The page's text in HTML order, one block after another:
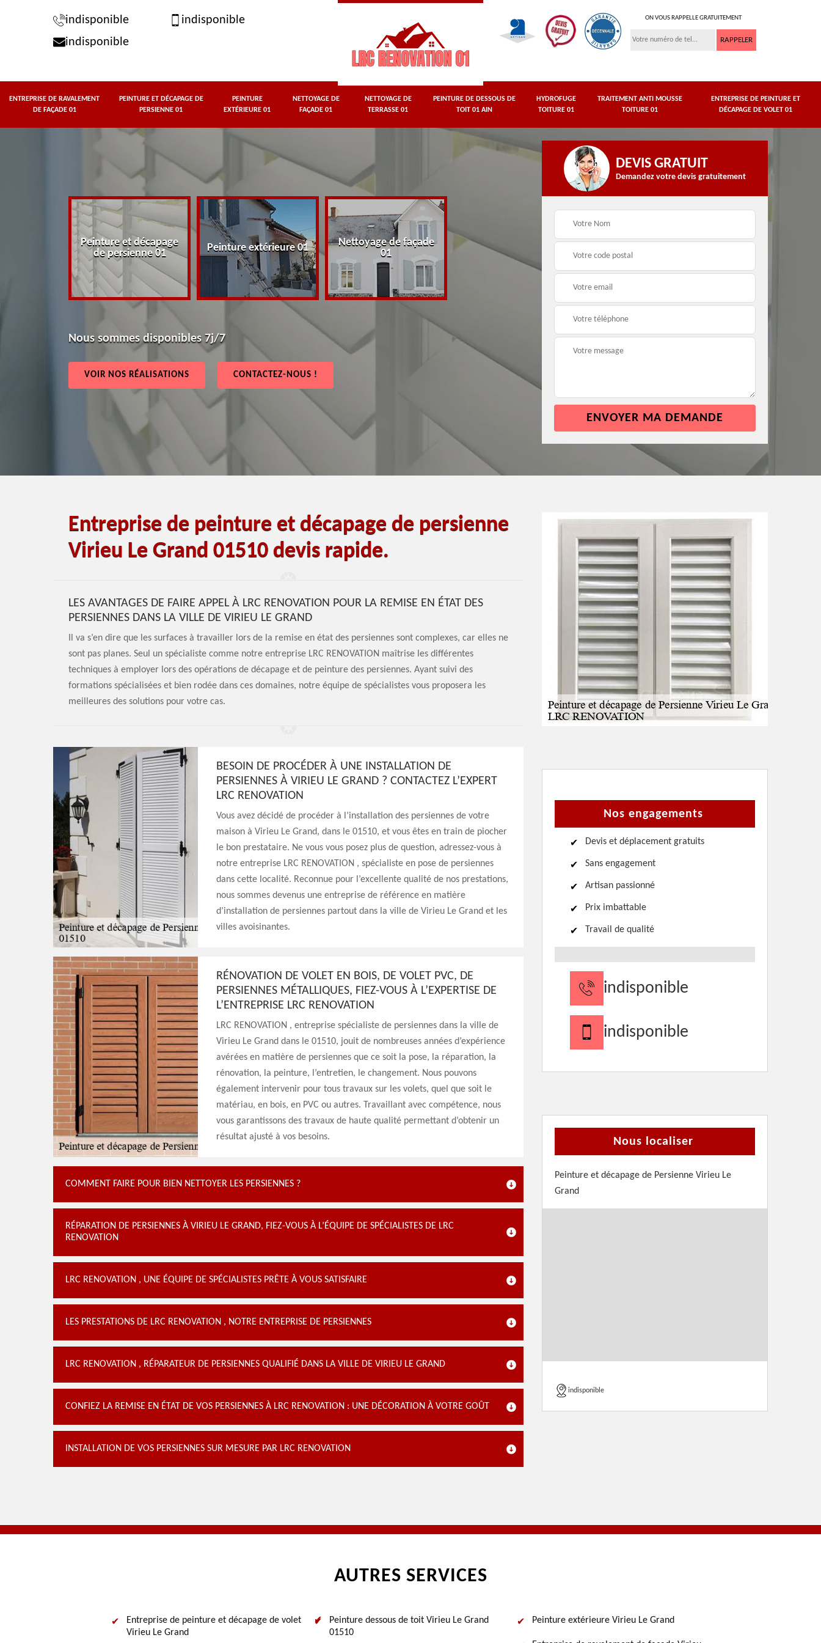
indisponible
indisponible
indisponible
ON VOUS RAPPELLE GRATUITEMENT
ENTREPRISE DE RAVALEMENT
DE FAÇADE 01
PEINTURE ET DÉCAPAGE DE
PERSIENNE 01
PEINTURE
EXTÉRIEURE 01
NETTOYAGE DE
FAÇADE 01
NETTOYAGE DE
TERRASSE 01
PEINTURE DE DESSOUS DE
TOIT 01 AIN
HYDROFUGE
TOITURE 01
TRAITEMENT ANTI MOUSSE
TOITURE 01
ENTREPRISE DE PEINTURE ET
DÉCAPAGE DE VOLET 01
Peinture et décapage
de persienne 01
Peinture extérieure 01
Nettoyage de façade
01
Nettoyage de terrasse
01
Peinture de dessous
de toit 01 Ain
Hydrofuge toiture 01
Nous sommes disponibles 7j/7
VOIR NOS RÉALISATIONS CONTACTEZ-NOUS !
DEVIS GRATUIT
Demandez votre devis gratuitement
Entreprise de peinture et décapage de persienne
Virieu Le Grand 01510 devis rapide.
LES AVANTAGES DE FAIRE APPEL À LRC RENOVATION POUR LA REMISE EN ÉTAT DES
PERSIENNES DANS LA VILLE DE VIRIEU LE GRAND
Il va s’en dire que les surfaces à travailler lors de la remise en état des persiennes sont complexes, car elles ne
sont pas planes. Seul un spécialiste comme notre entreprise LRC RENOVATION maîtrise les différentes
techniques à employer lors des opérations de décapage et de peinture des persiennes. Ayant suivi des
formations spécialisées et bien rodée dans ces domaines, notre équipe de spécialistes vous proposera les
meilleures des solutions pour votre cas.
BESOIN DE PROCÉDER À UNE INSTALLATION DE
PERSIENNES À VIRIEU LE GRAND ? CONTACTEZ L’EXPERT
LRC RENOVATION
Vous avez décidé de procéder à l’installation des persiennes de votre
maison à Virieu Le Grand, dans le 01510, et vous êtes en train de piocher
le bon prestataire. Ne vous vous posez plus de question, adressez-vous à
notre entreprise LRC RENOVATION , spécialiste en pose de persiennes
dans cette localité. Reconnue pour l’excellente qualité de nos prestations,
nous sommes devenus une entreprise de référence en matière
d’installation de persiennes partout dans la ville de Virieu Le Grand et les
villes avoisinantes.
RÉNOVATION DE VOLET EN BOIS, DE VOLET PVC, DE
PERSIENNES MÉTALLIQUES, FIEZ-VOUS À L’EXPERTISE DE
L’ENTREPRISE LRC RENOVATION
LRC RENOVATION , entreprise spécialiste de persiennes dans la ville de
Virieu Le Grand dans le 01510, jouit de nombreuses années d’expérience
avérées en matière de persiennes que ce soit la pose, la réparation, la
rénovation, la peinture, l’entretien, le changement. Nous pouvons
également intervenir pour tous travaux sur les volets, quel que soit le
matériau, en bois, en PVC ou autres. Travaillant avec compétence, nous
vous garantissons des travaux de haute qualité permettant d’obtenir un
résultat ajusté à vos besoins.
COMMENT FAIRE POUR BIEN NETTOYER LES PERSIENNES ?
RÉPARATION DE PERSIENNES À VIRIEU LE GRAND, FIEZ-VOUS À L’ÉQUIPE DE SPÉCIALISTES DE LRC
RENOVATION
LRC RENOVATION , UNE ÉQUIPE DE SPÉCIALISTES PRÊTE À VOUS SATISFAIRE
LES PRESTATIONS DE LRC RENOVATION , NOTRE ENTREPRISE DE PERSIENNES
LRC RENOVATION , RÉPARATEUR DE PERSIENNES QUALIFIÉ DANS LA VILLE DE VIRIEU LE GRAND
CONFIEZ LA REMISE EN ÉTAT DE VOS PERSIENNES À LRC RENOVATION : UNE DÉCORATION À VOTRE GOÛT
INSTALLATION DE VOS PERSIENNES SUR MESURE PAR LRC RENOVATION
Nos engagements
Devis et déplacement gratuits
Sans engagement
Artisan passionné
Prix imbattable
Travail de qualité
indisponible
indisponible
Nous localiser
Peinture et décapage de Persienne Virieu Le
Grand
indisponible
AUTRES SERVICES
Entreprise de peinture et décapage de volet
Virieu Le Grand
Peinture dessous de toit Virieu Le Grand
01510
Peinture extérieure Virieu Le Grand